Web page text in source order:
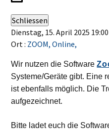
Schliessen
Dienstag, 15. April 2025
Ort : ZOOM, Online,
Wir nutzen die Software
Systeme/Geräte gibt. Eine
ist ebenfalls möglich. Die
aufgezeichnet.
Bitte ladet euch die